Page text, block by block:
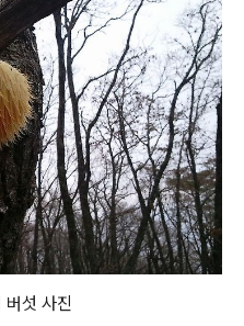
버섯 사진